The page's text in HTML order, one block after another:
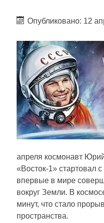
Опубликовано: 12
апреля космонавт
«Восток-1» стартовал
впервые в мире
вокруг Земли. В
минут, что стало
пространства.